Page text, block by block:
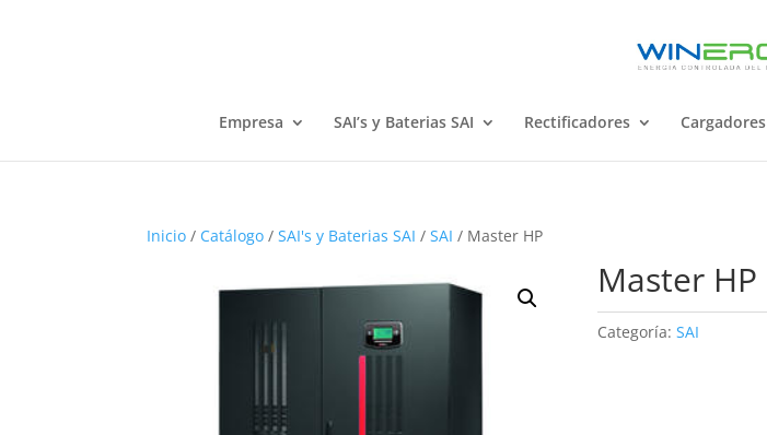
Empresa SAI’s y Baterias SAI Rectificadores
Inicio / Catálogo /SAI's y Baterias SAI /SAI / Master HP
Master HP
Categoría:SAI